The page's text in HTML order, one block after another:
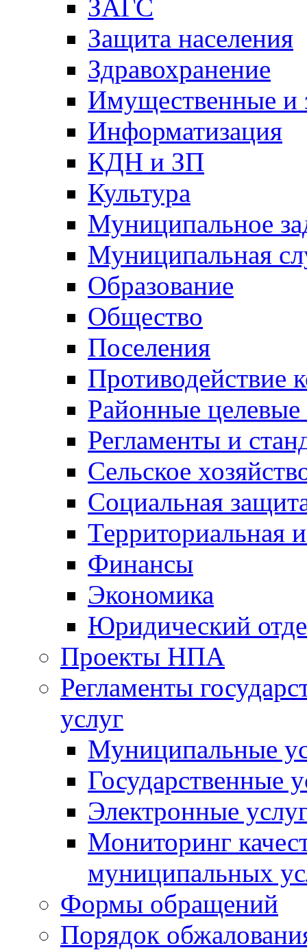
ЗАГС
Защита населения
Здравохранение
Имущественные и
Информатизация
КДН и ЗП
Культура
Муниципальное
Муниципальная
Образование
Общество
Поселения
Противодействие
Районные
Регламенты и
Сельское
Социальная
Территориальная
Финансы
Экономика
Юридический
Проекты НПА
Регламенты
услуг
Муниципальные
Государственные
Электронные
Мониторинг
муниципальных
Формы обращений
Порядок